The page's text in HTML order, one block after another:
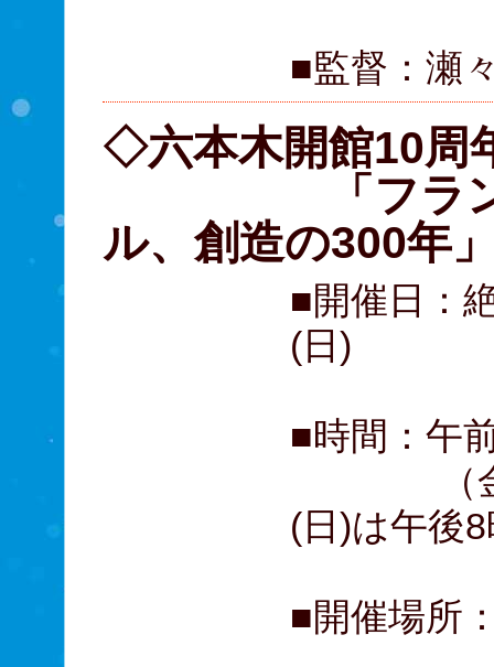
■監督：瀬
◇六本木開館10周
「フランス
ル、創造の300年
■開催日：
(日)
■時間：午
（金曜
(日)は午後
■開催場所